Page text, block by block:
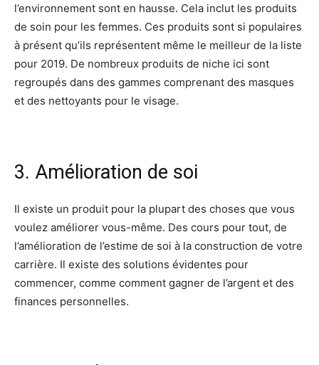
l’environnement sont en hausse. Cela inclut les produits
de soin pour les femmes. Ces produits sont si populaires
à présent qu’ils représentent même le meilleur de la liste
pour 2019. De nombreux produits de niche ici sont
regroupés dans des gammes comprenant des masques
et des nettoyants pour le visage.
3. Amélioration de soi
Il existe un produit pour la plupart des choses que vous
voulez améliorer vous-même. Des cours pour tout, de
l’amélioration de l’estime de soi à la construction de votre
carrière. Il existe des solutions évidentes pour
commencer, comme comment gagner de l’argent et des
finances personnelles.